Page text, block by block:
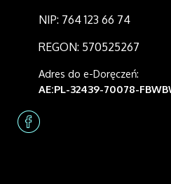
NIP: 764 123 66 74
REGON: 570525267
Adres do e-Doręczeń:
AE:PL-32439-70078-